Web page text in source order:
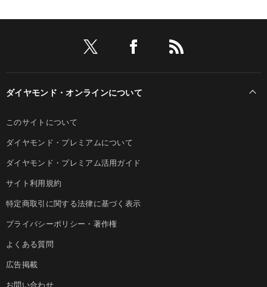
ダイヤモンド・オンラインについて
このサイトについて
ダイヤモンド・プレミアムについて
ダイヤモンド・プレミアム活用ガイド
サイト利用規約
特定商取引に関する法律に基づく表示
プライバシーポリシー・著作権
よくある質問
広告掲載
お問い合わせ